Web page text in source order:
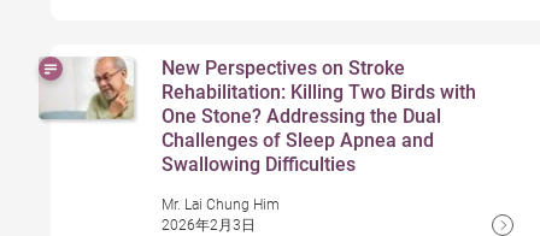
New Perspectives on Stroke
Rehabilitation: Killing Two Birds with
One Stone? Addressing the Dual
Challenges of Sleep Apnea and
Swallowing Difficulties
Mr. Lai Chung Him
2026年2月3日